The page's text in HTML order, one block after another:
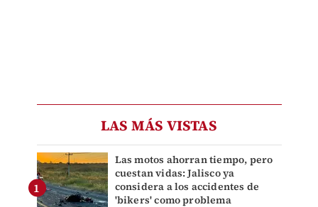
LAS MÁS VISTAS
Las motos ahorran tiempo, pero
cuestan vidas: Jalisco ya
considera a los accidentes de
'bikers' como problema